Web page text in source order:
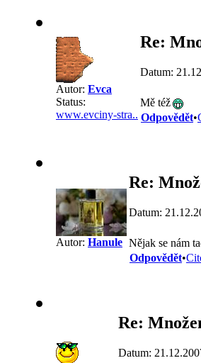
Autor: Evca
Status:
www.evciny-stra..
Re:
Datum:
Mě též
Odpovědět•
Autor: Hanule
Re:
Datum:
Nějak se nám
Odpovědět•
Re:
Datum: